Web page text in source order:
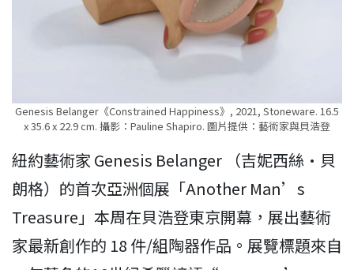
Genesis Belanger《Constrained Happiness》, 2021, Stoneware. 16.5
x 35.6 x 22.9 cm. 攝影：Pauline Shapiro. 圖片提供：藝術家與貝浩登
紐約藝術家 Genesis Belanger （吉妮西絲·貝
朗格）的首次亞洲個展「Another Man’s
Treasure」本周在貝浩登東京開幕，展出藝術
家最新創作的 18 件/組陶器作品。展覽標題來自